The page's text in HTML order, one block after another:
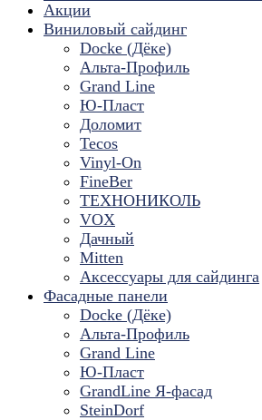
Акции
Виниловый сайдинг
Docke (Дёке)
Альта-Профиль
Grand Line
Ю-Пласт
Доломит
Tecos
Vinyl-On
FineBer
ТЕХНОНИКОЛЬ
VOX
Дачный
Mitten
Аксессуары для сайдинга
Фасадные панели
Docke (Дёке)
Альта-Профиль
Grand Line
Ю-Пласт
GrandLine Я-фасад
SteinDorf